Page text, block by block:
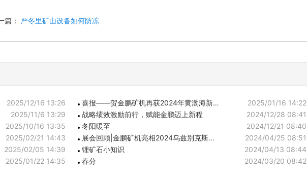
篇： 严冬里矿山设备如何防冻
2025/12/16 13:26
2025/11/6 13:29
2025/10/16 13:35
2025/02/21 14:43
2025/02/05 14:39
2025/01/22 14:35
喜报——贺金鹏矿机再获2024年黄渤海新…
2025/01/16 14:22
战略绩效激励前行，赋能金鹏迈上新程
2024/12/28 08:41
冬阳暖至
2024/12/21 08:40
展会回顾|金鹏矿机亮相2024乌兹别克斯…
2024/04/25 08:51
锂矿石小知识
2024/04/13 08:44
春分
2024/03/20 08:42